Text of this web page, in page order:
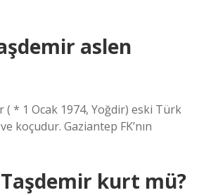
aslen
( * 1 Ocak 1974, Yoğdir) eski Türk
koçudur. Gaziantep FK’nın
kurt mü?